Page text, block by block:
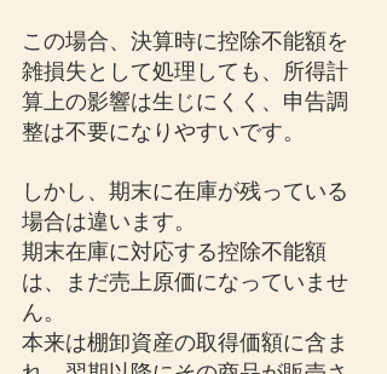
この場合、決算時に控除不能額を
雑損失として処理しても、所得計
算上の影響は生じにくく、申告調
整は不要になりやすいです。
しかし、期末に在庫が残っている
場合は違います。
期末在庫に対応する控除不能額
は、まだ売上原価になっていませ
ん。
本来は棚卸資産の取得価額に含ま